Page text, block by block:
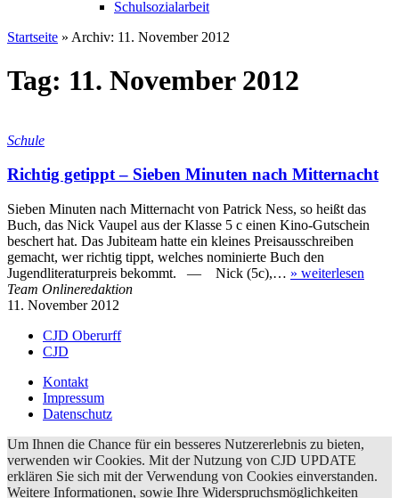
Schulsozialarbeit
Startseite » Archiv: 11. November 2012
Tag: 11. November 2012
Schule
Richtig getippt – Sieben Minuten nach Mitternacht
Sieben Minuten nach Mitternacht von Patrick Ness, so heißt das
Buch, das Nick Vaupel aus der Klasse 5 c einen Kino-Gutschein
beschert hat. Das Jubiteam hatte ein kleines Preisausschreiben
gemacht, wer richtig tippt, welches nominierte Buch den
Jugendliteraturpreis bekommt. — Nick (5c),… » weiterlesen
Team Onlineredaktion
11. November 2012
CJD Oberurff
CJD
Kontakt
Impressum
Datenschutz
Um Ihnen die Chance für ein besseres Nutzererlebnis zu bieten,
verwenden wir Cookies. Mit der Nutzung von CJD UPDATE
erklären Sie sich mit der Verwendung von Cookies einverstanden.
Weitere Informationen, sowie Ihre Widerspruchsmöglichkeiten